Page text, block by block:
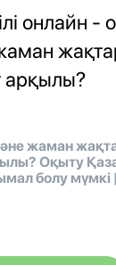
онлайн -
арқылы?
жаман
Оқыту
болу